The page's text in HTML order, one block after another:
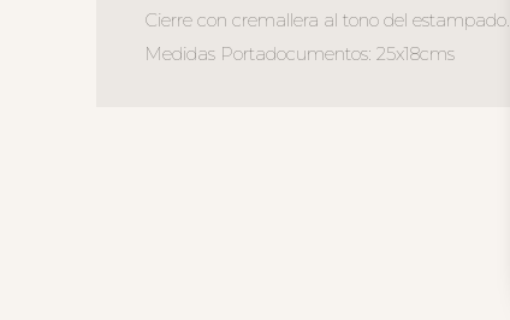
Cierre con cremallera al tono del estampado.
Medidas Portadocumentos: 25x18cms